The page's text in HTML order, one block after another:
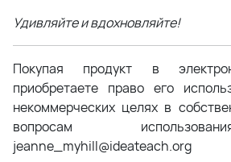
Удивляйте и вдохновляйте!
Покупая продукт в
приобретаете право его
некоммерческих целях в
вопросам
jeanne_myhill@ideateach.org